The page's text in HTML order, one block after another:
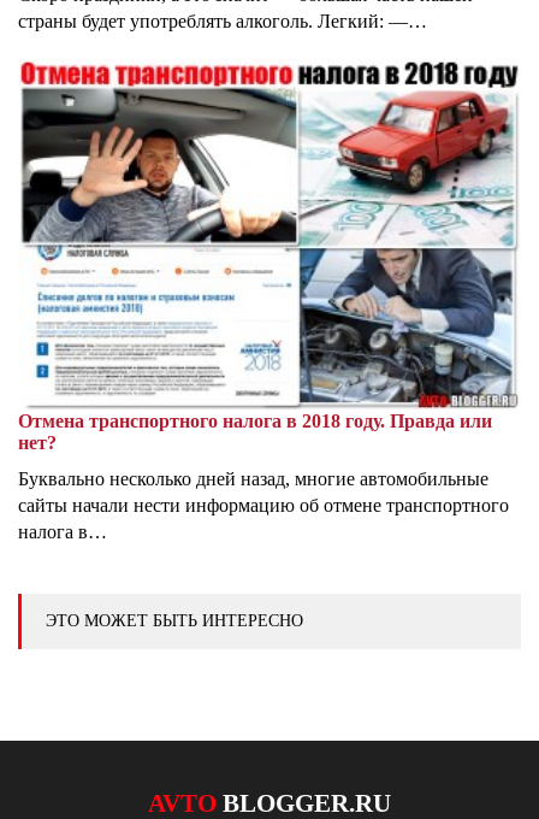
страны будет употреблять алкоголь. Легкий: —…
Отмена транспортного налога в 2018 году. Правда или
нет?
Буквально несколько дней назад, многие автомобильные
сайты начали нести информацию об отмене транспортного
налога в…
ЭТО МОЖЕТ БЫТЬ ИНТЕРЕСНО
AVTO BLOGGER.RU